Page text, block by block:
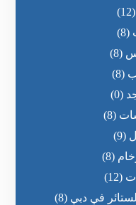
(12)
(8)
(8)
(8)
(0)
(8)
(9)
(8)
(12)
في دبي (8)